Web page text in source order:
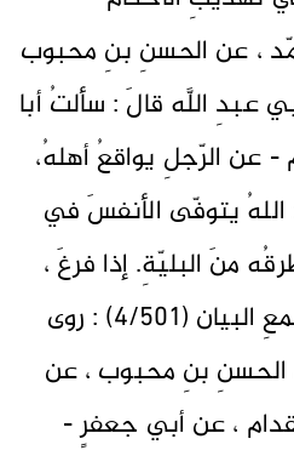
محمّد ، عن الحسنِ بنِ محبوب
عبدِ اللَّه قالَ : سألتُ أبا
- عن الرّجلِ يواقعُ أهلهُ،
يتوفّى الأنفسَ في
منَ البليّةِ. إذا فرغَ ،
فليغتسِل. 3- وفي مجمعِ البيان (4/501) : روى
الحسنِ بنِ محبوب ، عن
، عن أبي جعفرٍ -